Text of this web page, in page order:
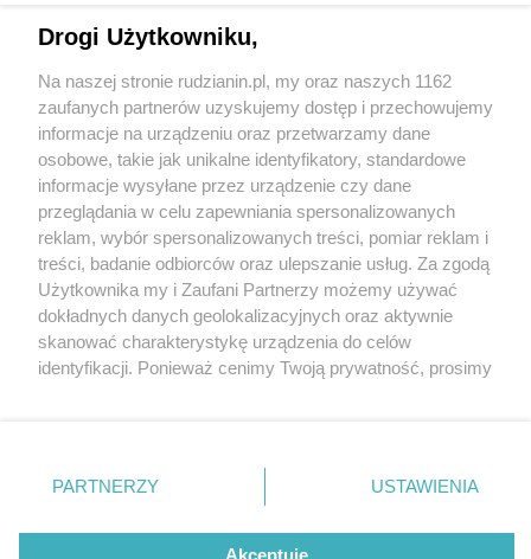
3 / 0
Wydawca mediów
Nie zapomnij
zapoznać się z:
polityką prywatności regulamin korzystania z portali
Twojemiasto
Piekary Śląskie
Chorzów
Tarnowskie Góry
Gliwice
Skontakuj sięz nami
Kontakt
Wydawca
Redakcja
Drogi Użytkowniku,
Na naszej stronie rudzianin.pl, my oraz naszych 1162
zaufanych partnerów uzyskujemy dostęp i przechowujemy
informacje na urządzeniu oraz przetwarzamy dane
osobowe, takie jak unikalne identyfikatory, standardowe
informacje wysyłane przez urządzenie czy dane
przeglądania w celu zapewniania spersonalizowanych
reklam, wybór spersonalizowanych treści, pomiar reklam i
treści, badanie odbiorców oraz ulepszanie usług. Za zgodą
Użytkownika my i Zaufani Partnerzy możemy używać
dokładnych danych geolokalizacyjnych oraz aktywnie
skanować charakterystykę urządzenia do celów
identyfikacji. Ponieważ cenimy Twoją prywatność, prosimy
prywatności znajdujący się w lewym dolnym rogu strony
. Niektóre rodzaje przetwarzania danych nie wymagają
zgody użytkownika, ale masz prawo sprzeciwić się
takiemu przetwarzaniu. Preferencje będą miały
PARTNERZY USTAWIENIA
Akceptuję